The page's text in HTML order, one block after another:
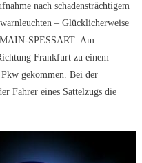
nach schadensträchtigem
– Glücklicherweise
SPESSART. Am
Frankfurt zu einem
gekommen. Bei der
Fahrer eines Sattelzugs die